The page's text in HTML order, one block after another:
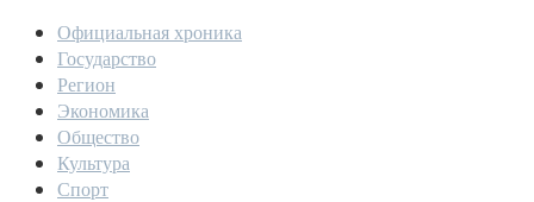
Официальная хроника
Государство
Регион
Экономика
Общество
Культура
Спорт